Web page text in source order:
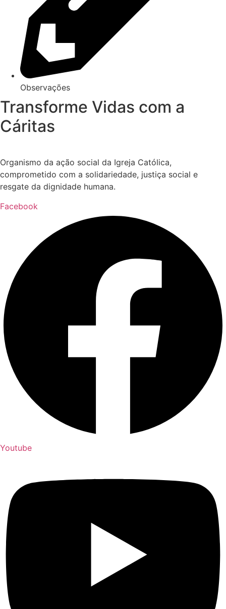
Observações
Transforme Vidas com a
Cáritas
Organismo da ação social da Igreja Católica,
comprometido com a solidariedade, justiça social e
resgate da dignidade humana.
Facebook
Youtube